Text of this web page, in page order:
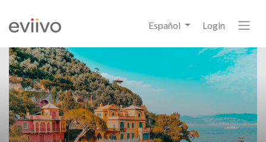
Español Login